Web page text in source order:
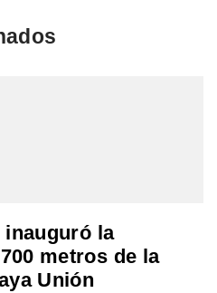
inauguró la
metros de la
Unión